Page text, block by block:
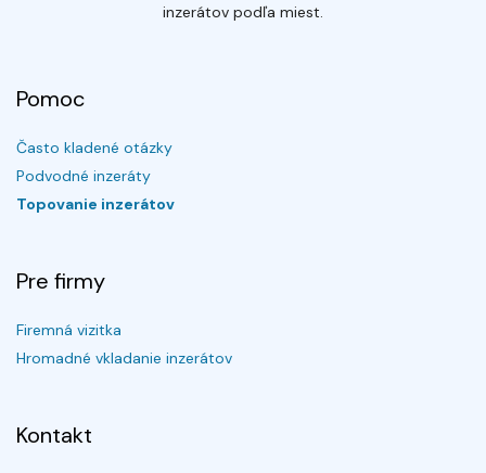
inzerátov podľa miest.
Pomoc
Často kladené otázky
Podvodné inzeráty
Topovanie inzerátov
Pre firmy
Firemná vizitka
Hromadné vkladanie inzerátov
Kontakt